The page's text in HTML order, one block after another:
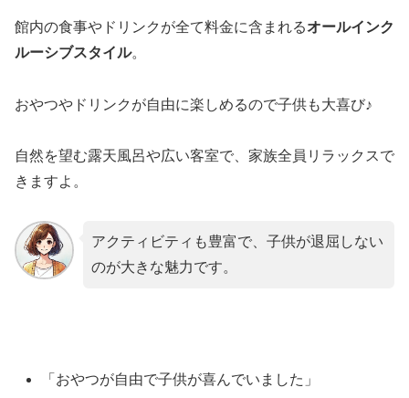
館内の食事やドリンクが全て料金に含まれるオールインク
ルーシブスタイル。
おやつやドリンクが自由に楽しめるので子供も大喜び♪
自然を望む露天風呂や広い客室で、家族全員リラックスで
きますよ。
アクティビティも豊富で、子供が退屈しない
のが大きな魅力です。
「おやつが自由で子供が喜んでいました」